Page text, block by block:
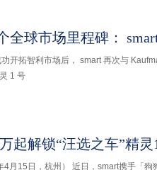
开拓智利市场后， smart 再次与
1 号
4月15日，杭州） 近日，smart携手「